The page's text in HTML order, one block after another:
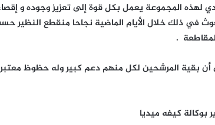
لهذه المجموعة يعمل بكل قوة إلى تعزيز وجوده و
في ذلك خلال الأيام الماضية نجاحا منقطع النظير
.
أن بقية المرشحين لكل منهم دعم كبير وله حظوظ
بوكالة كيفه ميديا